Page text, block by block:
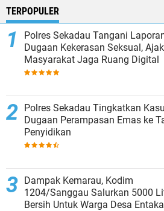
TERPOPULER
Polres Sekadau Tangani
Dugaan Kekerasan Seksual, Ajak
Masyarakat Jaga Ruang Digital
Polres Sekadau Tingkatkan
Dugaan Perampasan Emas ke
Penyidikan
Dampak Kemarau, Kodim
1204/Sanggau Salurkan 5000
Bersih Untuk Warga Desa